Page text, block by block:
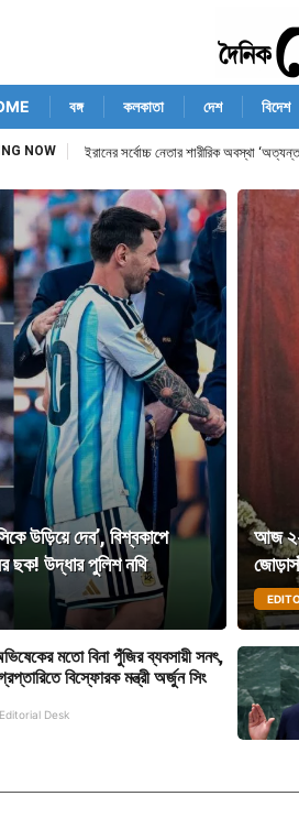
বঙ্গ কলকাতা দেশ বিদেশ
NOW পিতৃহারা লিওনেল মেসি, ৬৮ বছর বয়সে মৃত্যু,
উড়িয়ে দেব’, বিশ্বকাপে
ছক! উদ্ধার পুলিশ নথি
আজ ২২
মতো বিনা পুঁজির ব্যবসায়ী সনৎ,
বিস্ফোরক মন্ত্রী অর্জুন সিং
Editorial Desk